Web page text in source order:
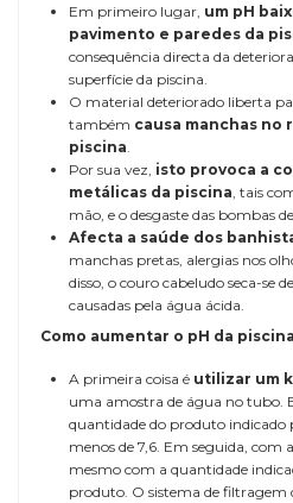
Em primeiro lugar, um pH
pavimento e paredes da
consequência directa da
superfície da piscina.
O material deteriorado liberta
também causa manchas no
piscina
Por sua vez, isto provoca a
metálicas da piscina , tais
mão, e o desgaste das bombas
Afecta a saúde dos
manchas pretas, alergias nos
disso, o couro cabeludo seca-se
causadas pela água ácida.
Como aumentar o pH da
A primeira coisa é utilizar um
uma amostra de água no tubo.
quantidade do produto indicado
menos de 7,6. Em seguida, com
mesmo com a quantidade
produto. O sistema de filtragem